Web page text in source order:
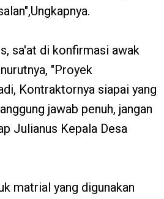
sa'at di konfirmasi awak
"Proyek
Kontraktornya siapai yang
jawab penuh, jangan
Julianus Kepala Desa
matrial yang digunakan